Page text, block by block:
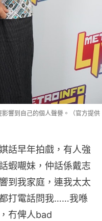
響到自己的個人聲譽。（官方提供
話早年拍戲，有人強
蝦𡃁妹，仲話係戴志
到我家庭，連我太太
打電話問我……我喺
冇俾人bad